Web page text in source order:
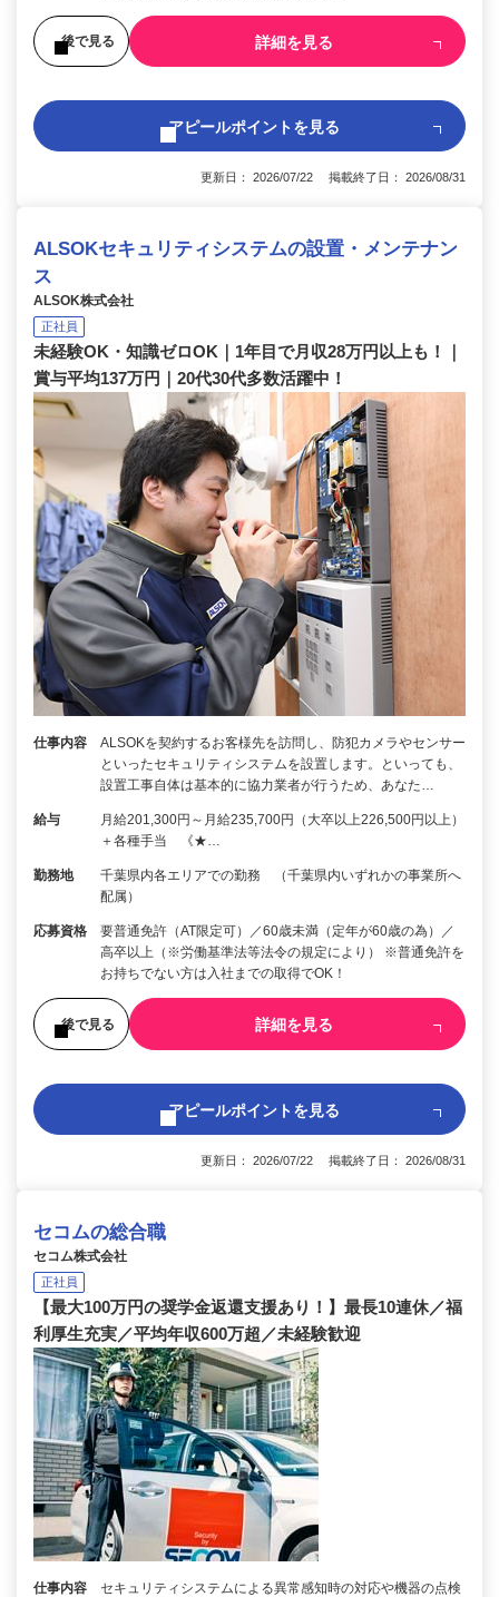
後で見る 詳細を見る
アピールポイントを見る
更新日： 2026/07/22 掲載終了日： 2026/08/31
ALSOKセキュリティシステムの設置・メンテナン
ス
ALSOK株式会社
正社員
未経験OK・知識ゼロOK｜1年目で月収28万円以上も！｜
賞与平均137万円｜20代30代多数活躍中！
仕事内容
ALSOKを契約するお客様先を訪問し、防犯カメラやセンサー
といったセキュリティシステムを設置します。といっても、
設置工事自体は基本的に協力業者が行うため、あなた…
給与
月給201,300円～月給235,700円（大卒以上226,500円以上）
＋各種手当 《★…
勤務地
千葉県内各エリアでの勤務 （千葉県内いずれかの事業所へ
配属）
応募資格
要普通免許（AT限定可）／60歳未満（定年が60歳の為）／
高卒以上（※労働基準法等法令の規定により） ※普通免許を
お持ちでない方は入社までの取得でOK！
後で見る 詳細を見る
アピールポイントを見る
更新日： 2026/07/22 掲載終了日： 2026/08/31
セコムの総合職
セコム株式会社
正社員
【最大100万円の奨学金返還支援あり！】最長10連休／福
利厚生充実／平均年収600万超／未経験歓迎
仕事内容 セキュリティシステムによる異常感知時の対応や機器の点検